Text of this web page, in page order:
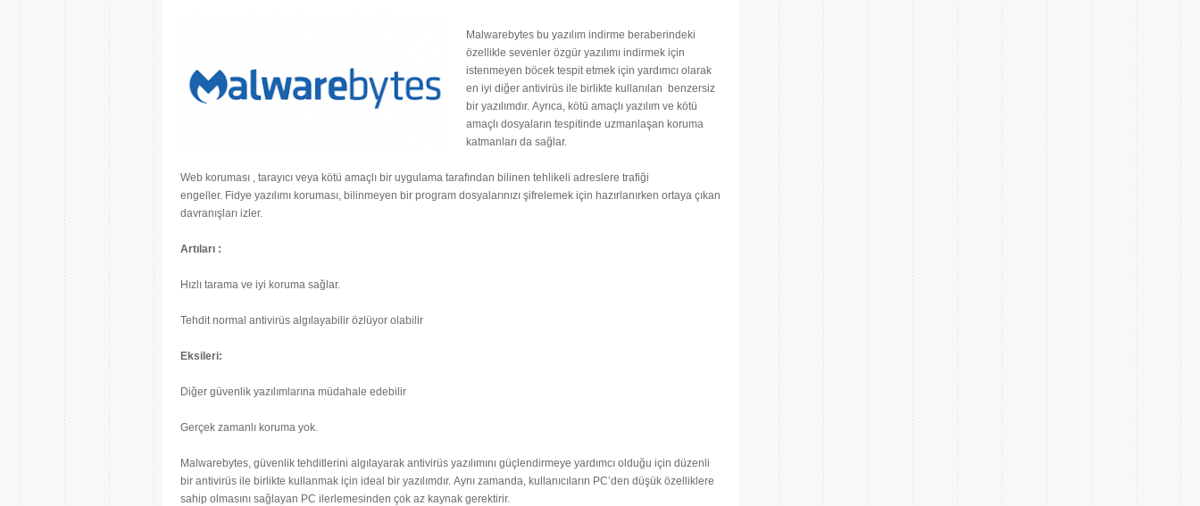
Malwarebytes bu yazılım indirme beraberindeki
özellikle sevenler özgür yazılımı indirmek için
istenmeyen böcek tespit etmek için yardımcı olarak
en iyi diğer antivirüs ile birlikte kullanılan benzersiz
bir yazılımdır. Ayrıca, kötü amaçlı yazılım ve kötü
amaçlı dosyaların tespitinde uzmanlaşan koruma
katmanları da sağlar.
Web koruması , tarayıcı veya kötü amaçlı bir uygulama tarafından bilinen tehlikeli adreslere trafiği
engeller. Fidye yazılımı koruması, bilinmeyen bir program dosyalarınızı şifrelemek için hazırlanırken ortaya çıkan
davranışları izler.
Artıları :
Hızlı tarama ve iyi koruma sağlar.
Tehdit normal antivirüs algılayabilir özlüyor olabilir
Eksileri:
Diğer güvenlik yazılımlarına müdahale edebilir
Gerçek zamanlı koruma yok.
Malwarebytes, güvenlik tehditlerini algılayarak antivirüs yazılımını güçlendirmeye yardımcı olduğu için düzenli
bir antivirüs ile birlikte kullanmak için ideal bir yazılımdır. Aynı zamanda, kullanıcıların PC’den düşük özelliklere
sahip olmasını sağlayan PC ilerlemesinden çok az kaynak gerektirir.